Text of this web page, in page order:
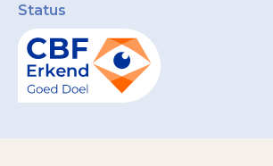
Status